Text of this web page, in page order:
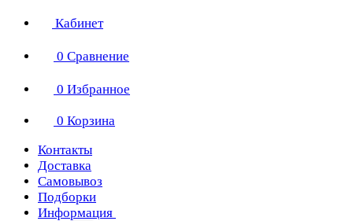
Кабинет
0 Сравнение
0 Избранное
0 Корзина
Контакты
Доставка
Самовывоз
Подборки
Информация